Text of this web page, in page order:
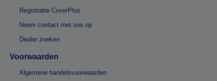
Registratie CoverPlus
Neem contact met ons op
Dealer zoeken
Voorwaarden
Algemene handelsvoorwaarden